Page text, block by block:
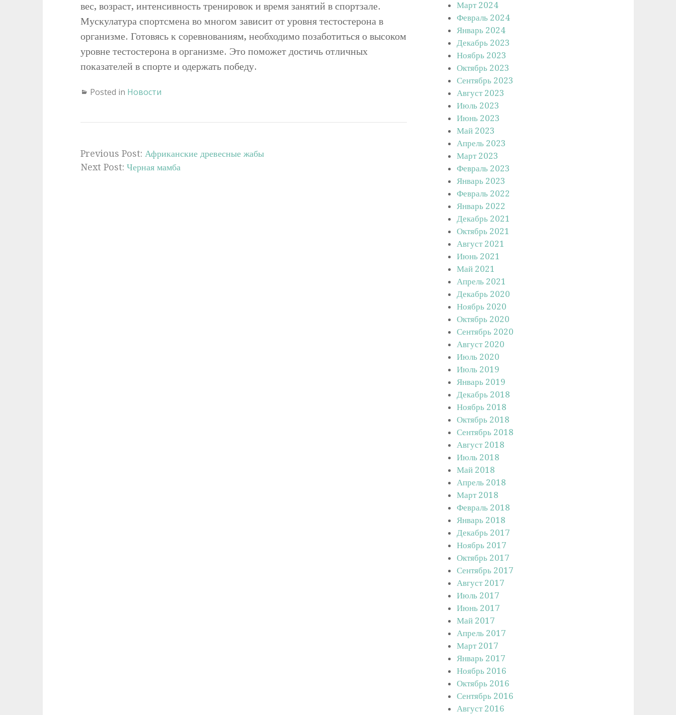
вес, возраст, интенсивность тренировок и время занятий в спортзале.
Мускулатура спортсмена во многом зависит от уровня тестостерона в
организме. Готовясь к соревнованиям, необходимо позаботиться о высоком
уровне тестостерона в организме. Это поможет достичь отличных
показателей в спорте и одержать победу.
Posted in Новости
Previous Post: Африканские древесные жабы
Next Post: Черная мамба
Март 2024
Февраль 2024
Январь 2024
Декабрь 2023
Ноябрь 2023
Октябрь 2023
Сентябрь 2023
Август 2023
Июль 2023
Июнь 2023
Май 2023
Апрель 2023
Март 2023
Февраль 2023
Январь 2023
Февраль 2022
Январь 2022
Декабрь 2021
Октябрь 2021
Август 2021
Июнь 2021
Май 2021
Апрель 2021
Декабрь 2020
Ноябрь 2020
Октябрь 2020
Сентябрь 2020
Август 2020
Июль 2020
Июль 2019
Январь 2019
Декабрь 2018
Ноябрь 2018
Октябрь 2018
Сентябрь 2018
Август 2018
Июль 2018
Май 2018
Апрель 2018
Март 2018
Февраль 2018
Январь 2018
Декабрь 2017
Ноябрь 2017
Октябрь 2017
Сентябрь 2017
Август 2017
Июль 2017
Июнь 2017
Май 2017
Апрель 2017
Март 2017
Январь 2017
Ноябрь 2016
Октябрь 2016
Сентябрь 2016
Август 2016